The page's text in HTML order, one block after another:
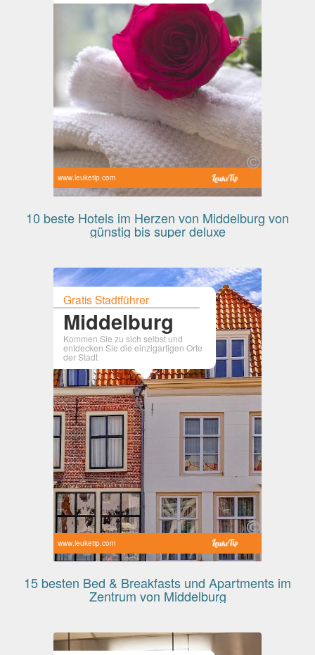
www.leuketip.com
10 beste Hotels im Herzen von Middelburg von
günstig bis super deluxe
Gratis Stadtführer
Middelburg
Kommen Sie zu sich selbst und
entdecken Sie die einzigartigen Orte
der Stadt
www.leuketip.com
15 besten Bed & Breakfasts und Apartments im
Zentrum von Middelburg